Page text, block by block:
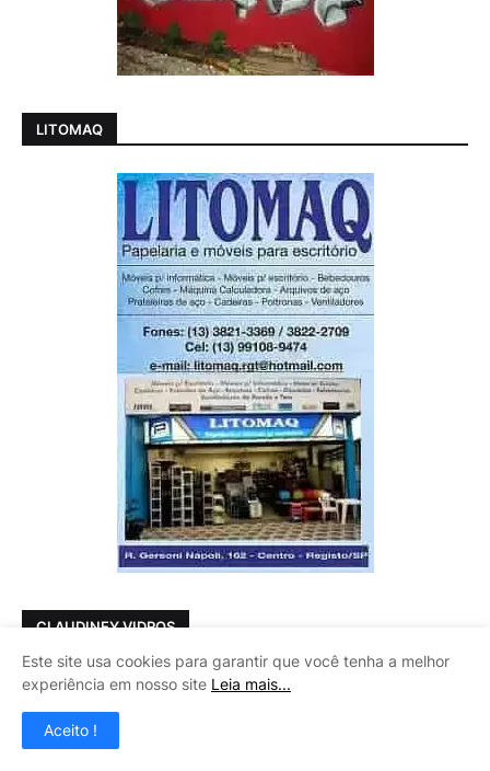
LITOMAQ
CLAUDINEY VIDROS
Este site usa cookies para garantir que você tenha a melhor
experiência em nosso site Leia mais...
Aceito !